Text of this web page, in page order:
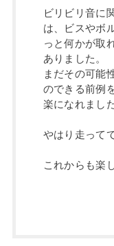
ビリビリ音に
は、ビスやボ
っと何かが取
ありました。
まだその可能
のできる前例
楽になれまし
やはり走って
これからも楽